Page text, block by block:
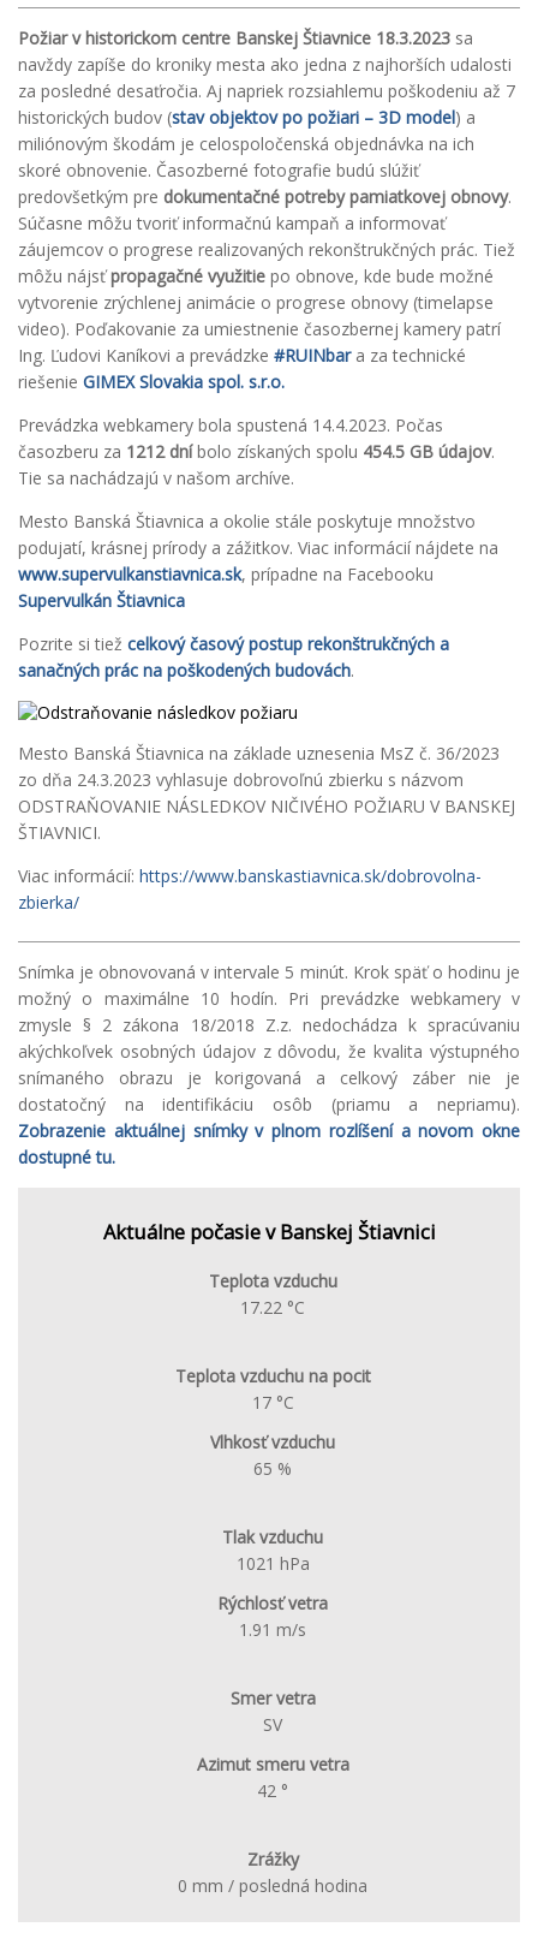
Požiar v historickom centre Banskej Štiavnice 18.3.2023 sa
navždy zapíše do kroniky mesta ako jedna z najhorších udalosti
za posledné desaťročia. Aj napriek rozsiahlemu poškodeniu až 7
historických budov (stav objektov po požiari – 3D model) a
miliónovým škodám je celospoločenská objednávka na ich
skoré obnovenie. Časozberné fotografie budú slúžiť
predovšetkým pre dokumentačné potreby pamiatkovej obnovy.
Súčasne môžu tvoriť informačnú kampaň a informovať
záujemcov o progrese realizovaných rekonštrukčných prác. Tiež
môžu nájsťpropagačné využitie po obnove, kde bude možné
vytvorenie zrýchlenej animácie o progrese obnovy (timelapse
video). Poďakovanie za umiestnenie časozbernej kamery patrí
Ing. Ľudovi Kaníkovi a prevádzke #RUINbara za technické
riešenie GIMEX Slovakia spol. s.r.o.
Prevádzka webkamery bola spustená 14.4.2023. Počas
časozberu za 1212 dníbolo získaných spolu 454.5 GB údajov.
Tie sa nachádzajú v našom archíve.
Mesto Banská Štiavnica a okolie stále poskytuje množstvo
podujatí, krásnej prírody a zážitkov. Viac informácií nájdete na
www.supervulkanstiavnica.sk, prípadne na Facebooku
Supervulkán Štiavnica
Pozrite si tiež celkový časový postup rekonštrukčných a
sanačných prác na poškodených budovách.
Mesto Banská Štiavnica na základe uznesenia MsZ č. 36/2023
zo dňa 24.3.2023 vyhlasuje dobrovoľnú zbierku s názvom
ODSTRAŇOVANIE NÁSLEDKOV NIČIVÉHO POŽIARU V BANSKEJ
ŠTIAVNICI.
Viac informácií: https://www.banskastiavnica.sk/dobrovolna-
zbierka/
Snímka je obnovovaná v intervale 5 minút. Krok späť o hodinu je
možný o maximálne 10 hodín. Pri prevádzke webkamery v
zmysle § 2 zákona 18/2018 Z.z. nedochádza k spracúvaniu
akýchkoľvek osobných údajov z dôvodu, že kvalita výstupného
snímaného obrazu je korigovaná a celkový záber nie je
dostatočný na identifikáciu osôb (priamu a nepriamu).
Zobrazenie aktuálnej snímky v plnom rozlíšení a novom okne
dostupné tu.
Aktuálne počasie v Banskej Štiavnici
Teplota vzduchu
17.22 °C
Teplota vzduchu na pocit
17 °C
Vlhkosť vzduchu
65 %
Tlak vzduchu
1021 hPa
Rýchlosť vetra
1.91 m/s
Smer vetra
SV
Azimut smeru vetra
42 °
Zrážky
0 mm / posledná hodina